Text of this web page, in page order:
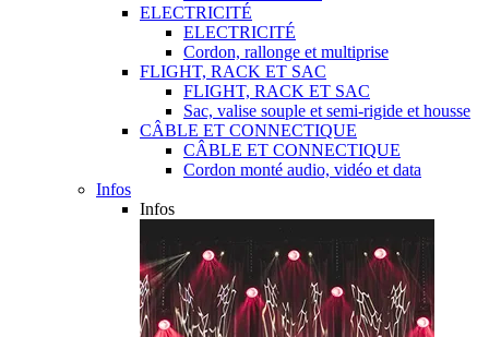
ELECTRICITÉ
ELECTRICITÉ
Cordon, rallonge et multiprise
FLIGHT, RACK ET SAC
FLIGHT, RACK ET SAC
Sac, valise souple et semi-rigide et housse
CÂBLE ET CONNECTIQUE
CÂBLE ET CONNECTIQUE
Cordon monté audio, vidéo et data
Infos
Infos